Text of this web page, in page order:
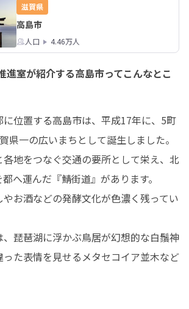
滋賀県
高島市
人口 4.46万人
進室が紹介する高島市ってこんなとこ
位置する高島市は、平成17年に、5町
県一の広いまちとして誕生しました。
地をつなぐ交通の要所として栄え、北
へ運んだ『鯖街道』があります。
お酒などの発酵文化が色濃く残ってい
琵琶湖に浮かぶ鳥居が幻想的な白鬚神
た表情を見せるメタセコイア並木など